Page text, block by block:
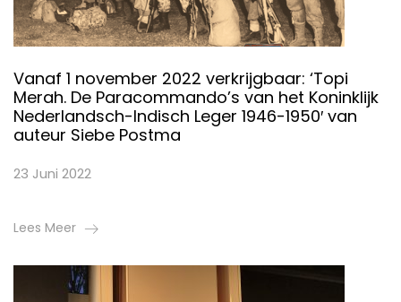
Vanaf 1 november 2022 verkrijgbaar: ‘Topi
Merah. De Paracommando’s van het Koninklijk
Nederlandsch-Indisch Leger 1946-1950′ van
auteur Siebe Postma
23 Juni 2022
Lees Meer